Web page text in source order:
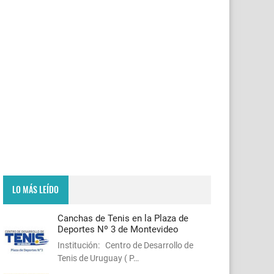
LO MÁS LEÍDO
Canchas de Tenis en la Plaza de
Deportes Nº 3 de Montevideo
Institución: Centro de Desarrollo de
Tenis de Uruguay ( P…